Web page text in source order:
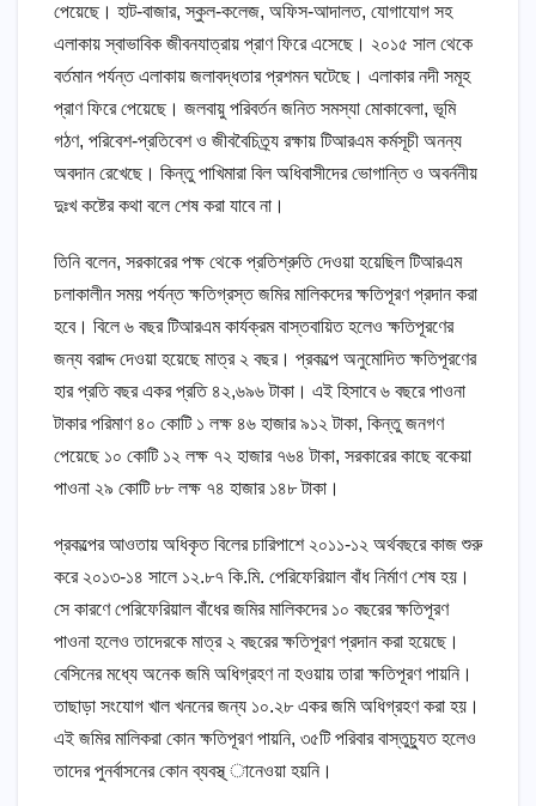
পেয়েছে। হাট-বাজার, স্কুল-কলেজ, অফিস-আদালত, যোগাযোগ সহ
এলাকায় স্বাভাবিক জীবনযাত্রায় প্রাণ ফিরে এসেছে। ২০১৫ সাল থেকে
বর্তমান পর্যন্ত এলাকায় জলাবদ্ধতার প্রশমন ঘটেছে। এলাকার নদী সমূহ
প্রাণ ফিরে পেয়েছে। জলবায়ু পরিবর্তন জনিত সমস্যা মোকাবেলা, ভূমি
গঠণ, পরিবেশ-প্রতিবেশ ও জীববৈচিত্র্য রক্ষায় টিআরএম কর্মসূচী অনন্য
অবদান রেখেছে। কিন্তু পাখিমারা বিল অধিবাসীদের ভোগান্তি ও অবর্ননীয়
দুঃখ কষ্টের কথা বলে শেষ করা যাবে না।
তিনি বলেন, সরকারের পক্ষ থেকে প্রতিশ্রুতি দেওয়া হয়েছিল টিআরএম
চলাকালীন সময় পর্যন্ত ক্ষতিগ্রস্ত জমির মালিকদের ক্ষতিপূরণ প্রদান করা
হবে। বিলে ৬ বছর টিআরএম কার্যক্রম বাস্তবায়িত হলেও ক্ষতিপূরণের
জন্য বরাদ্দ দেওয়া হয়েছে মাত্র ২ বছর। প্রকল্পে অনুমোদিত ক্ষতিপূরণের
হার প্রতি বছর একর প্রতি ৪২,৬৯৬ টাকা। এই হিসাবে ৬ বছরে পাওনা
টাকার পরিমাণ ৪০ কোটি ১ লক্ষ ৪৬ হাজার ৯১২ টাকা, কিন্তু জনগণ
পেয়েছে ১০ কোটি ১২ লক্ষ ৭২ হাজার ৭৬৪ টাকা, সরকারের কাছে বকেয়া
পাওনা ২৯ কোটি ৮৮ লক্ষ ৭৪ হাজার ১৪৮ টাকা।
প্রকল্পের আওতায় অধিকৃত বিলের চারিপাশে ২০১১-১২ অর্থবছরে কাজ শুরু
করে ২০১৩-১৪ সালে ১২.৮৭ কি.মি. পেরিফেরিয়াল বাঁধ নির্মাণ শেষ হয়।
সে কারণে পেরিফেরিয়াল বাঁধের জমির মালিকদের ১০ বছরের ক্ষতিপূরণ
পাওনা হলেও তাদেরকে মাত্র ২ বছরের ক্ষতিপূরণ প্রদান করা হয়েছে।
বেসিনের মধ্যে অনেক জমি অধিগ্রহণ না হওয়ায় তারা ক্ষতিপূরণ পায়নি।
তাছাড়া সংযোগ খাল খননের জন্য ১০.২৮ একর জমি অধিগ্রহণ করা হয়।
এই জমির মালিকরা কোন ক্ষতিপূরণ পায়নি, ৩৫টি পরিবার বাস্তুচ্যুত হলেও
তাদের পুনর্বাসনের কোন ব্যবস্থ্ ানেওয়া হয়নি।